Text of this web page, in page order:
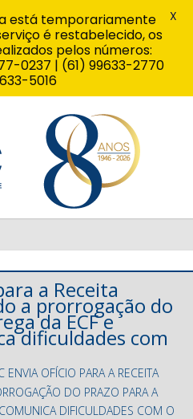
a Receita
a prorrogação do
da ECF e
dificuldades com
ENVIA OFÍCIO PARA A RECEITA
DO PRAZO PARA A
DIFICULDADES COM O
está temporariamente
é restabelecido, os
pelos números:
0237 | (61) 99633-2770
5016
X